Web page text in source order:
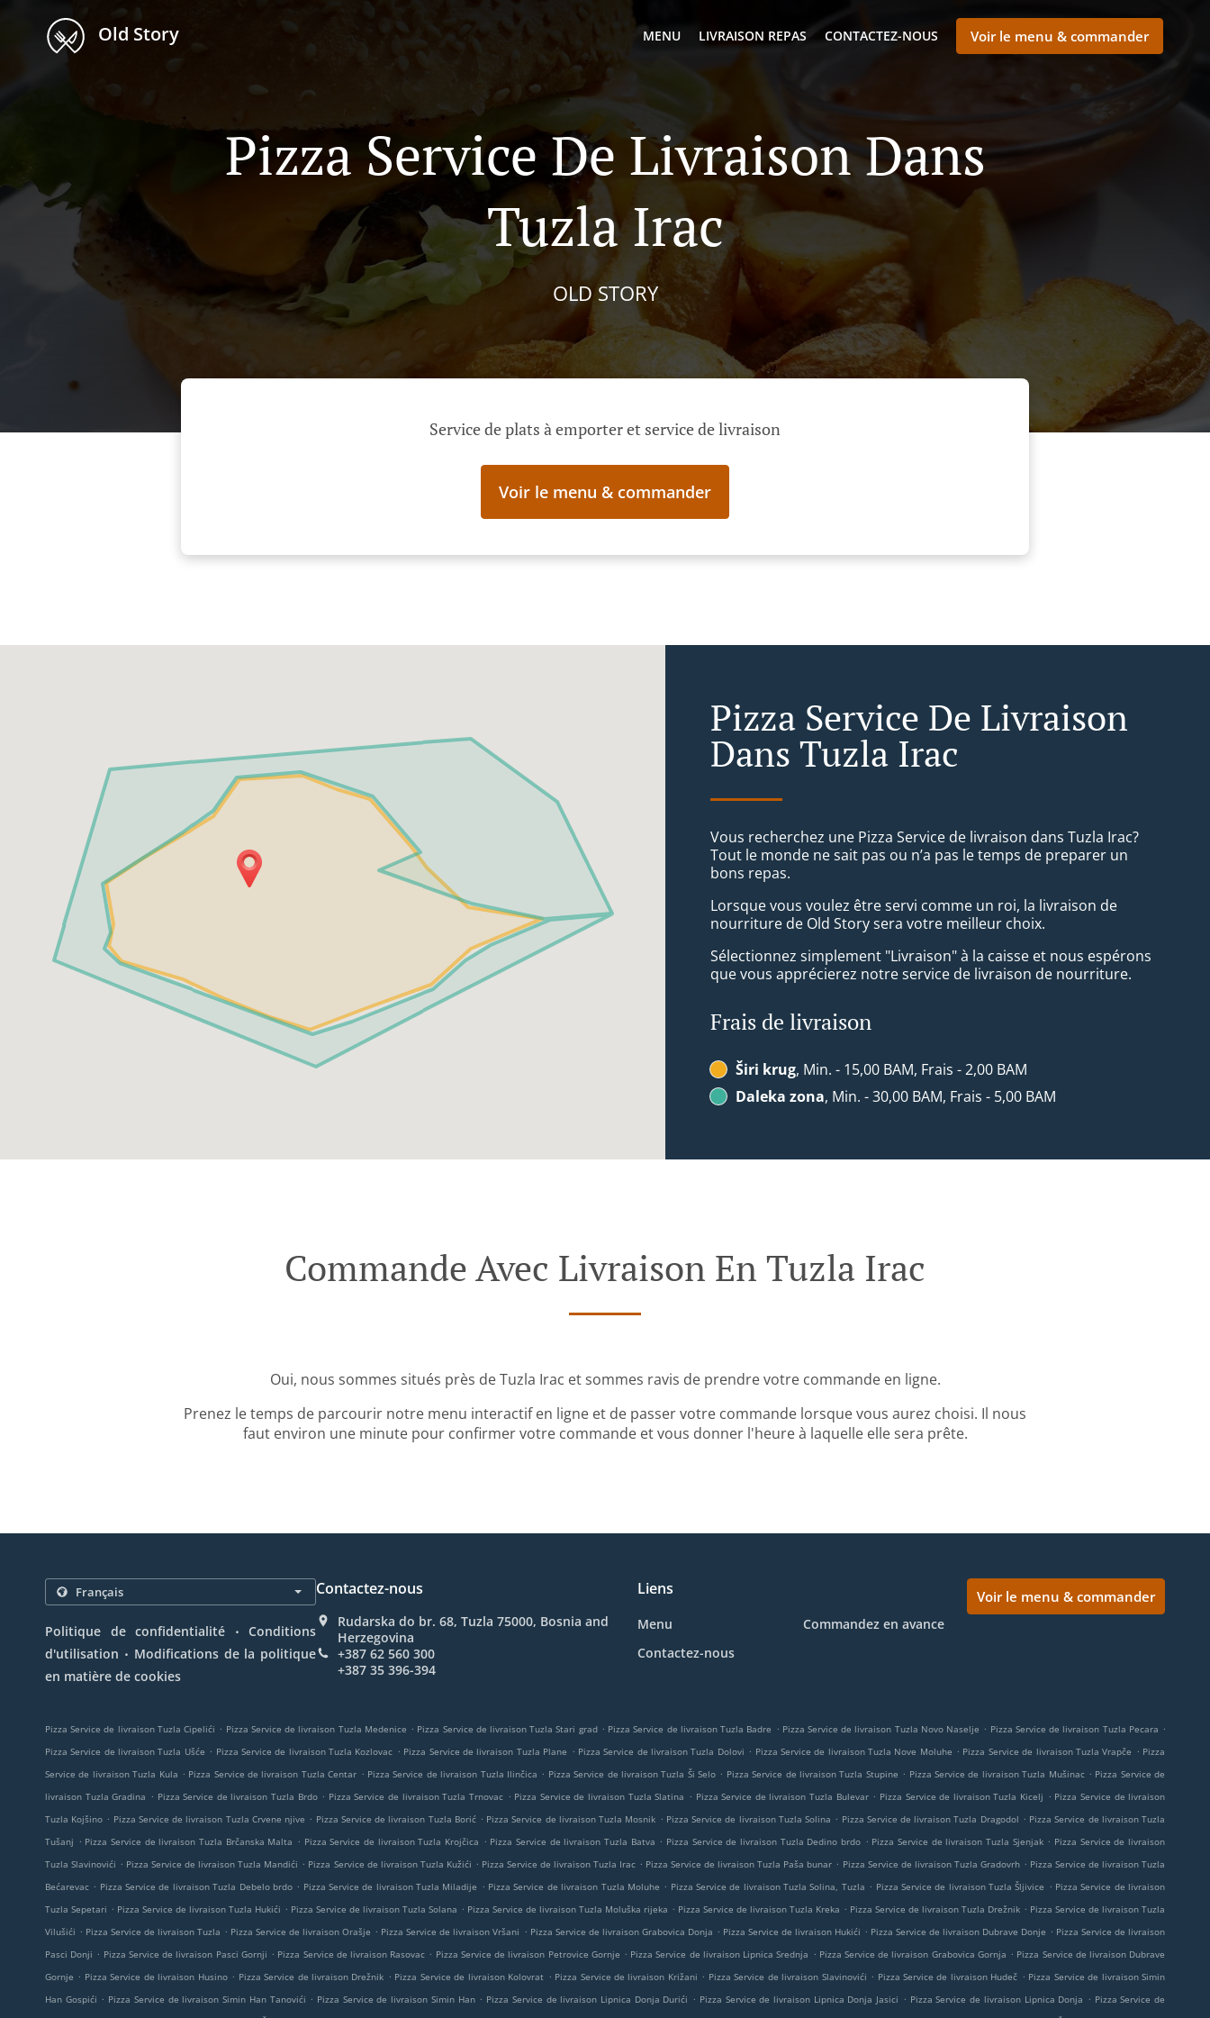
Old Story MENU LIVRAISON REPAS CONTACTEZ-NOUS Voir le menu & commander
Pizza Service De Livraison Dans
Tuzla Irac
OLD STORY
Service de plats à emporter et service de livraison
Voir le menu & commander
Pizza Service De Livraison
Dans Tuzla Irac
Vous recherchez une Pizza Service de livraison dans Tuzla Irac?
Tout le monde ne sait pas ou n’a pas le temps de preparer un
bons repas.
Lorsque vous voulez être servi comme un roi, la livraison de
nourriture de Old Story sera votre meilleur choix.
Sélectionnez simplement "Livraison" à la caisse et nous espérons
que vous apprécierez notre service de livraison de nourriture.
Frais de livraison
Širi krug, Min. - 15,00 BAM, Frais - 2,00 BAM
Daleka zona, Min. - 30,00 BAM, Frais - 5,00 BAM
Commande Avec Livraison En Tuzla Irac
Oui, nous sommes situés près de Tuzla Irac et sommes ravis de prendre votre commande en ligne.
Prenez le temps de parcourir notre menu interactif en ligne et de passer votre commande lorsque vous aurez choisi. Il nous
faut environ une minute pour confirmer votre commande et vous donner l'heure à laquelle elle sera prête.
Politique de confidentialité . Conditions
d'utilisation . Modifications de la politique
en matière de cookies
Contactez-nous
Rudarska do br. 68, Tuzla 75000, Bosnia and
Herzegovina
+387 62 560 300
+387 35 396-394
Liens
Menu
Commandez en avance
Contactez-nous
Voir le menu & commander
Pizza Service de livraison Tuzla Cipelići . Pizza Service de livraison Tuzla Medenice . Pizza Service de livraison Tuzla Stari grad . Pizza Service de livraison Tuzla Badre . Pizza Service de livraison Tuzla Novo Naselje . Pizza Service de livraison Tuzla Pecara .
Pizza Service de livraison Tuzla Ušće . Pizza Service de livraison Tuzla Kozlovac . Pizza Service de livraison Tuzla Plane . Pizza Service de livraison Tuzla Dolovi . Pizza Service de livraison Tuzla Nove Moluhe . Pizza Service de livraison Tuzla Vrapče . Pizza
Service de livraison Tuzla Kula . Pizza Service de livraison Tuzla Centar . Pizza Service de livraison Tuzla Ilinčica . Pizza Service de livraison Tuzla Ši Selo . Pizza Service de livraison Tuzla Stupine . Pizza Service de livraison Tuzla Mušinac . Pizza Service de
livraison Tuzla Gradina . Pizza Service de livraison Tuzla Brdo . Pizza Service de livraison Tuzla Trnovac . Pizza Service de livraison Tuzla Slatina . Pizza Service de livraison Tuzla Bulevar . Pizza Service de livraison Tuzla Kicelj . Pizza Service de livraison
Tuzla Kojšino . Pizza Service de livraison Tuzla Crvene njive . Pizza Service de livraison Tuzla Borić . Pizza Service de livraison Tuzla Mosnik . Pizza Service de livraison Tuzla Solina . Pizza Service de livraison Tuzla Dragodol . Pizza Service de livraison Tuzla
Tušanj . Pizza Service de livraison Tuzla Brčanska Malta . Pizza Service de livraison Tuzla Krojčica . Pizza Service de livraison Tuzla Batva . Pizza Service de livraison Tuzla Dedino brdo . Pizza Service de livraison Tuzla Sjenjak . Pizza Service de livraison
Tuzla Slavinovići . Pizza Service de livraison Tuzla Mandići . Pizza Service de livraison Tuzla Kužići . Pizza Service de livraison Tuzla Irac . Pizza Service de livraison Tuzla Paša bunar . Pizza Service de livraison Tuzla Gradovrh . Pizza Service de livraison Tuzla
Bećarevac . Pizza Service de livraison Tuzla Debelo brdo . Pizza Service de livraison Tuzla Miladije . Pizza Service de livraison Tuzla Moluhe . Pizza Service de livraison Tuzla Solina, Tuzla . Pizza Service de livraison Tuzla Šljivice . Pizza Service de livraison
Tuzla Sepetari . Pizza Service de livraison Tuzla Hukići . Pizza Service de livraison Tuzla Solana . Pizza Service de livraison Tuzla Moluška rijeka . Pizza Service de livraison Tuzla Kreka . Pizza Service de livraison Tuzla Drežnik . Pizza Service de livraison Tuzla
Vilušići . Pizza Service de livraison Tuzla . Pizza Service de livraison Orašje . Pizza Service de livraison Vršani . Pizza Service de livraison Grabovica Donja . Pizza Service de livraison Hukići . Pizza Service de livraison Dubrave Donje . Pizza Service de livraison
Pasci Donji . Pizza Service de livraison Pasci Gornji . Pizza Service de livraison Rasovac . Pizza Service de livraison Petrovice Gornje . Pizza Service de livraison Lipnica Srednja . Pizza Service de livraison Grabovica Gornja . Pizza Service de livraison Dubrave
Gornje . Pizza Service de livraison Husino . Pizza Service de livraison Drežnik . Pizza Service de livraison Kolovrat . Pizza Service de livraison Križani . Pizza Service de livraison Slavinovići . Pizza Service de livraison Hudeč . Pizza Service de livraison Simin
Han Gospići . Pizza Service de livraison Simin Han Tanovići . Pizza Service de livraison Simin Han . Pizza Service de livraison Lipnica Donja Durići . Pizza Service de livraison Lipnica Donja Jasici . Pizza Service de livraison Lipnica Donja . Pizza Service de